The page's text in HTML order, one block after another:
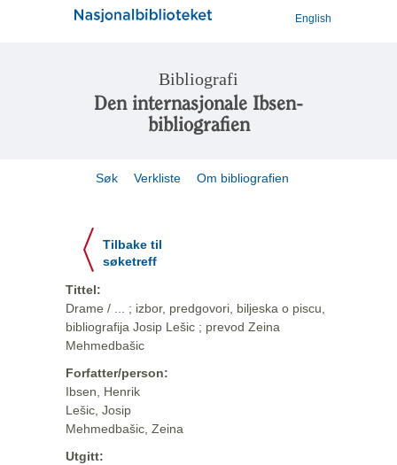
English
Bibliografi
Den internasjonale Ibsen-
bibliografien
Søk Verkliste Om bibliografien
Tilbake til
søketreff
Tittel:
Drame / ... ; izbor, predgovori, biljeska o piscu,
bibliografija Josip Lešic ; prevod Zeina
Mehmedbašic
Forfatter/person:
Ibsen, Henrik
Lešic, Josip
Mehmedbašic, Zeina
Utgitt: